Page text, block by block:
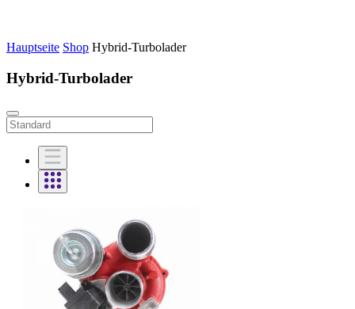
Hauptseite Shop Hybrid-Turbolader
Hybrid-Turbolader